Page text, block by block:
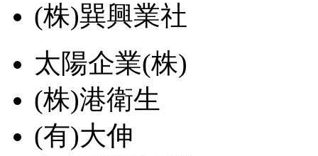
(株)巽興業社
太陽企業(株)
(株)港衛生
(有)大伸